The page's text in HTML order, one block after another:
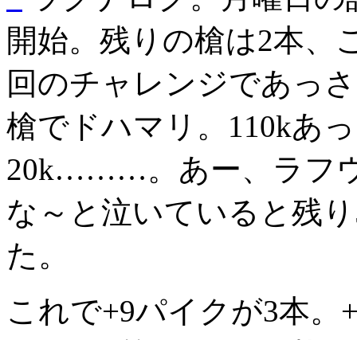
開始。残りの槍は2本、
回のチャレンジであっ
槍でドハマリ。110kあ
20k………。あー、ラフ
な～と泣いていると残
た。
これで+9パイクが3本。